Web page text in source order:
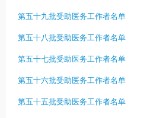
第五十九批受助医务工作者名单
第五十八批受助医务工作者名单
第五十七批受助医务工作者名单
第五十六批受助医务工作者名单
第五十五批受助医务工作者名单